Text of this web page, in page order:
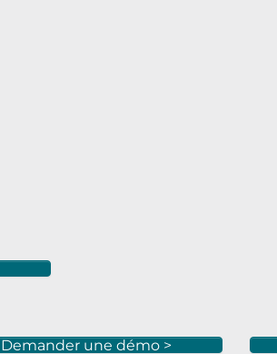
Demander une démo >